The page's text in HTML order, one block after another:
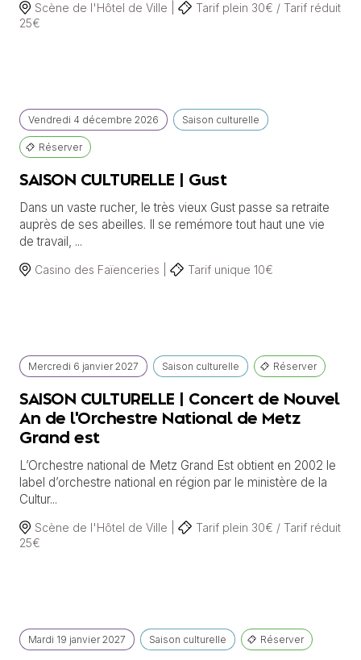
Scène de l'Hôtel de Ville |
Tarif plein 30€ / Tarif réduit
25€
Vendredi 4 décembre 2026 Saison culturelle
Réserver
SAISON CULTURELLE | Gust
Dans un vaste rucher, le très vieux Gust passe sa retraite
auprès de ses abeilles. Il se remémore tout haut une vie
de travail, ...
Casino des Faïenceries | Tarif unique 10€
Mercredi 6 janvier 2027 Saison culturelle Réserver
SAISON CULTURELLE | Concert de Nouvel
An de l'Orchestre National de Metz
Grand est
L’Orchestre national de Metz Grand Est obtient en 2002 le
label d’orchestre national en région par le ministère de la
Cultur...
Scène de l'Hôtel de Ville |
Tarif plein 30€ / Tarif réduit
25€
Mardi 19 janvier 2027 Saison culturelle Réserver